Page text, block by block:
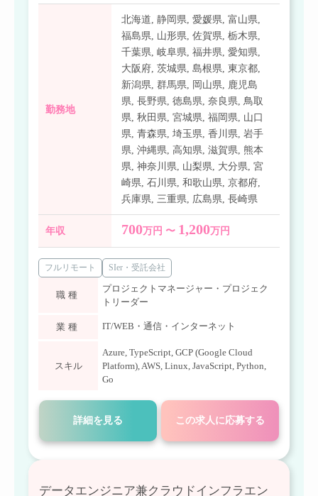
勤務地
北海道,静岡県,愛媛県,富山県,
福島県, 山形県,佐賀県,栃木県,
千葉県,岐阜県,福井県,愛知県,
大阪府,茨城県,島根県,東京都,
新潟県,群馬県, 岡山県, 鹿児島
県,長野県,徳島県,奈良県,鳥取
県,秋田県,宮城県,福岡県, 山口
県,青森県,埼玉県,香川県,岩手
県,沖縄県, 高知県,滋賀県,熊本
県,神奈川県, 山梨県, 大分県,宮
崎県,石川県,和歌山県,京都府,
兵庫県,三重県, 広島県,長崎県
年収 700万円 〜 1,200万円
フルリモート SIer・受託会社
職種
プロジェクトマネージャー・プロジェク
トリーダー
業種 IT/WEB・通信・インターネット
スキル
Azure, TypeScript, GCP (Google Cloud
Platform),AWS, Linux, JavaScript, Python,
Go
詳細を見る この求人に応募する
データエンジニア兼クラウドインフラエン